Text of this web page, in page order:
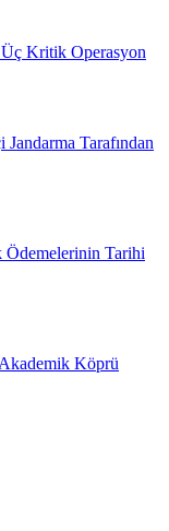
Kritik Operasyon
Tarafından
Ödemelerinin Tarihi
Köprü